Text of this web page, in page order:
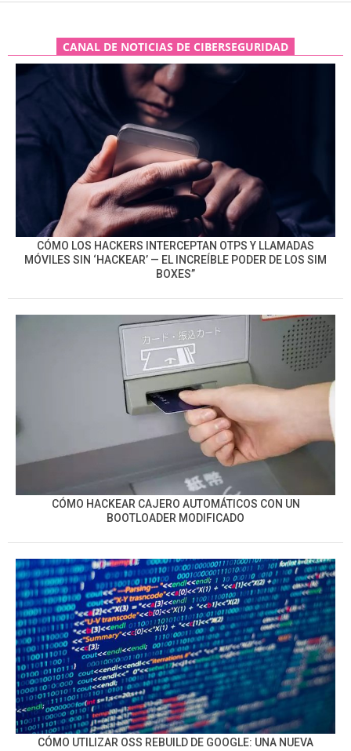
CANAL DE NOTICIAS DE CIBERSEGURIDAD
CÓMO LOS HACKERS INTERCEPTAN OTPS Y LLAMADAS
MÓVILES SIN ‘HACKEAR’ — EL INCREÍBLE PODER DE LOS SIM
BOXES”
CÓMO HACKEAR CAJERO AUTOMÁTICOS CON UN
BOOTLOADER MODIFICADO
CÓMO UTILIZAR OSS REBUILD DE GOOGLE: UNA NUEVA